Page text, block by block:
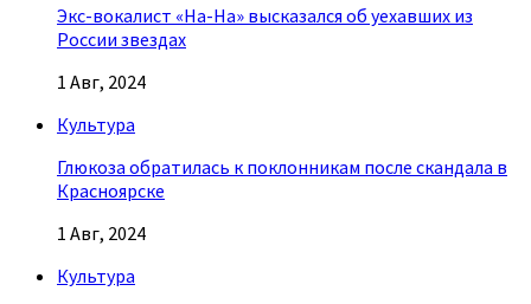
Экс-вокалист «На-На» высказался об уехавших из
России звездах
1 Авг, 2024
Культура
Глюкоза обратилась к поклонникам после скандала в
Красноярске
1 Авг, 2024
Культура